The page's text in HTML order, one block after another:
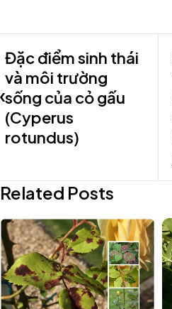
Đặc điểm sinh thái
và môi trường
sống của cỏ gấu
(Cyperus
rotundus)
Related Posts